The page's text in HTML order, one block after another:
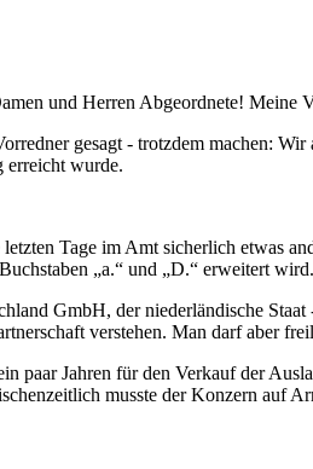
und Herren Abgeordnete! Meine
gesagt - trotzdem machen:
erreicht wurde.
Tage im Amt sicherlich etwas
„a.“ und „D.“ erweitert
GmbH, der niederländische
verstehen. Man darf aber
paar Jahren für den Verkauf der
musste der Konzern auf